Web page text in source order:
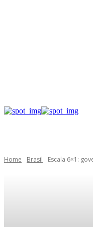
Home Brasil Escala 6×1: